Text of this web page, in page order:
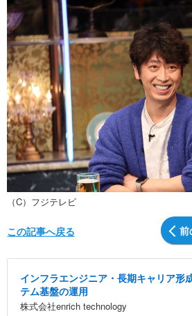
ショッピング
（C）フジテレビ
前
この記事へ戻る
インフラエンジニア・長期キャリア形
テム基盤の運用
株式会社enrich technology